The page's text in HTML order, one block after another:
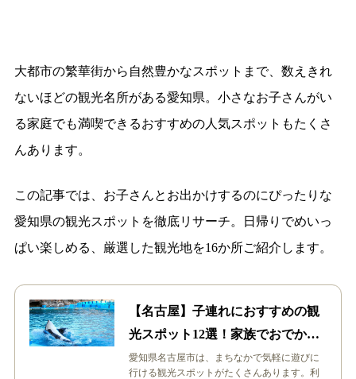
大都市の繁華街から自然豊かなスポットまで、数えきれ
ないほどの観光名所がある愛知県。小さなお子さんがい
る家庭でも満喫できるおすすめの人気スポットもたくさ
んあります。
この記事では、お子さんとお出かけするのにぴったりな
愛知県の観光スポットを徹底リサーチ。日帰りでめいっ
ぱい楽しめる、厳選した観光地を16か所ご紹介します。
【名古屋】子連れにおすすめの観
光スポット12選！家族でおでかけ
を楽しもう
愛知県名古屋市は、まちなかで気軽に遊びに
行ける観光スポットがたくさんあります。利